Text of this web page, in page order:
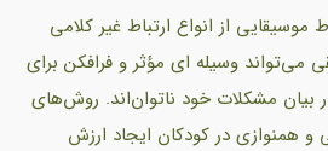
موسیقایی از انواع ارتباط غیر کلامی
۱۹۶۸)، موسیقی می‌تواند وسیله ای مؤثر و فرافکن برای
بیان مشکلات خود ناتوان‌اند. روش‌های
همنوازی در کودکان ایجاد ارزش